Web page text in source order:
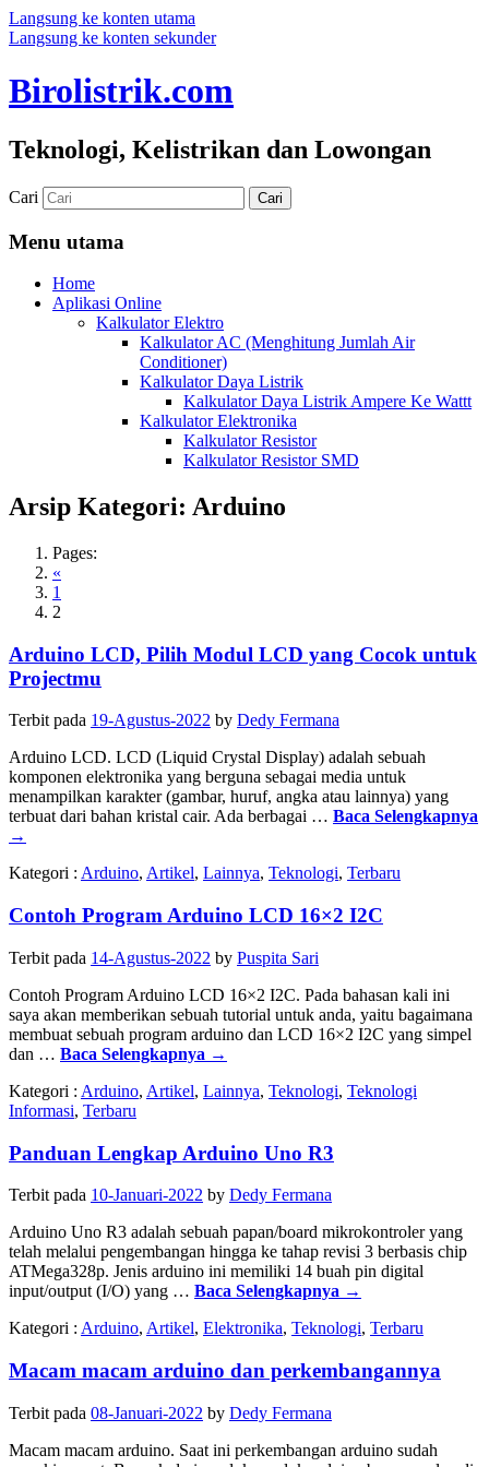
Langsung ke konten utama
Langsung ke konten sekunder
Birolistrik.com
Teknologi, Kelistrikan dan Lowongan
Cari
Menu utama
Home
Aplikasi Online
Kalkulator Elektro
Kalkulator AC (Menghitung Jumlah Air
Conditioner)
Kalkulator Daya Listrik
Kalkulator Daya Listrik Ampere Ke Wattt
Kalkulator Elektronika
Kalkulator Resistor
Kalkulator Resistor SMD
Arsip Kategori: Arduino
Pages:
«
1
2
Arduino LCD, Pilih Modul LCD yang Cocok untuk
Projectmu
Terbit pada 19-Agustus-2022 by Dedy Fermana
Arduino LCD. LCD (Liquid Crystal Display) adalah sebuah
komponen elektronika yang berguna sebagai media untuk
menampilkan karakter (gambar, huruf, angka atau lainnya) yang
terbuat dari bahan kristal cair. Ada berbagai … Baca Selengkapnya
→
Kategori : Arduino, Artikel, Lainnya, Teknologi, Terbaru
Contoh Program Arduino LCD 16×2 I2C
Terbit pada 14-Agustus-2022 by Puspita Sari
Contoh Program Arduino LCD 16×2 I2C. Pada bahasan kali ini
saya akan memberikan sebuah tutorial untuk anda, yaitu bagaimana
membuat sebuah program arduino dan LCD 16×2 I2C yang simpel
dan … Baca Selengkapnya →
Kategori : Arduino, Artikel, Lainnya, Teknologi, Teknologi
Informasi, Terbaru
Panduan Lengkap Arduino Uno R3
Terbit pada 10-Januari-2022 by Dedy Fermana
Arduino Uno R3 adalah sebuah papan/board mikrokontroler yang
telah melalui pengembangan hingga ke tahap revisi 3 berbasis chip
ATMega328p. Jenis arduino ini memiliki 14 buah pin digital
input/output (I/O) yang … Baca Selengkapnya →
Kategori : Arduino, Artikel, Elektronika, Teknologi, Terbaru
Macam macam arduino dan perkembangannya
Terbit pada 08-Januari-2022 by Dedy Fermana
Macam macam arduino. Saat ini perkembangan arduino sudah